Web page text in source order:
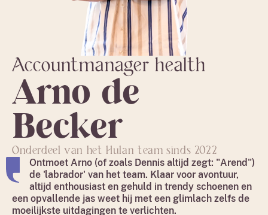
Accountmanager health
Arno de
Becker
Onderdeel van het Hulan team sinds 2022
Ontmoet Arno (of zoals Dennis altijd zegt: "Arend")
de 'labrador' van het team. Klaar voor avontuur,
altijd enthousiast en gehuld in trendy schoenen en
een opvallende jas weet hij met een glimlach zelfs de
moeilijkste uitdagingen te verlichten.